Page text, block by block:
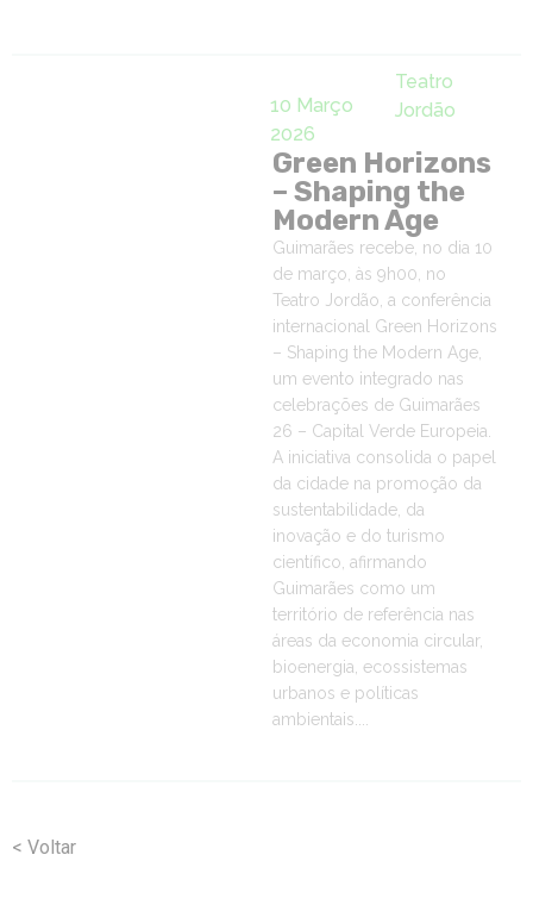
10 Março
2026
Teatro
Jordão
Green Horizons
– Shaping the
Modern Age
Guimarães recebe, no dia 10
de março, às 9h00, no
Teatro Jordão, a conferência
internacional Green Horizons
– Shaping the Modern Age,
um evento integrado nas
celebrações de Guimarães
26 – Capital Verde Europeia.
A iniciativa consolida o papel
da cidade na promoção da
sustentabilidade, da
inovação e do turismo
científico, afirmando
Guimarães como um
território de referência nas
áreas da economia circular,
bioenergia, ecossistemas
urbanos e políticas
ambientais....
< Voltar